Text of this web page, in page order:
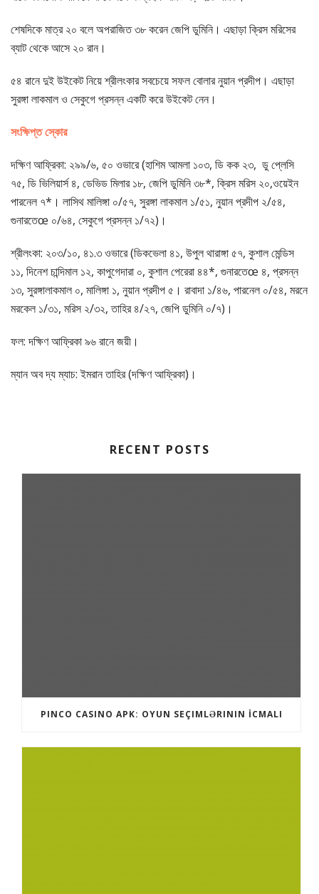
শেষদিকে মাত্র ২০ বলে অপরাজিত ৩৮ করেন জেপি ডুমিনি। এছাড়া ক্রিস মরিসের
ব্যাট থেকে আসে ২০ রান।
৫৪ রানে দুই উইকেট নিয়ে শ্রীলংকার সবচেয়ে সফল বোলার নুয়ান প্রদীপ। এছাড়া
সুরঙ্গা লাকমাল ও সেকুগে প্রসন্ন একটি করে উইকেট নেন।
সংক্ষিপ্ত স্কোর
দক্ষিণ আফ্রিকা: ২৯৯/৬, ৫০ ওভারে (হাশিম আমলা ১০৩, ডি কক ২৩, ডু প্লেসি
৭৫, ডি ভিলিয়ার্স ৪, ডেভিড মিলার ১৮, জেপি ডুমিনি ৩৮*, ক্রিস মরিস ২০,ওয়েইন
পারনেল ৭*। লাসিথ মালিঙ্গা ০/৫৭, সুরঙ্গা লাকমাল ১/৫১, নুয়ান প্রদীপ ২/৫৪,
গুনারতেœ ০/৬৪, সেকুগে প্রসন্ন ১/৭২)।
শ্রীলংকা: ২০৩/১০, ৪১.৩ ওভারে (ডিকভেলা ৪১, উপুল থারাঙ্গা ৫৭, কুশাল মেন্ডিস
১১, দিনেশ চান্দিমাল ১২, কাপুগেদারা ০, কুশাল পেরেরা ৪৪*, গুনারতেœ ৪, প্রসন্ন
১৩, সুরঙ্গালাকমাল ০, মালিঙ্গা ১, নুয়ান প্রদীপ ৫। রাবাদা ১/৪৬, পারনেল ০/৫৪, মরনে
মরকেল ১/৩১, মরিস ২/৩২, তাহির ৪/২৭, জেপি ডুমিনি ০/৭)।
ফল: দক্ষিণ আফ্রিকা ৯৬ রানে জয়ী।
ম্যান অব দ্য ম্যাচ: ইমরান তাহির (দক্ষিণ আফ্রিকা)।
RECENT POSTS
PINCO CASINO APK: OYUN SEÇIMLƏRININ İCMALI